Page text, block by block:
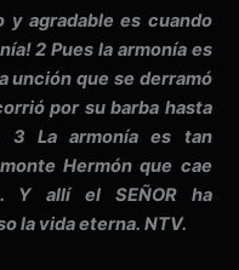
y agradable es cuando
2 Pues la armonía es
unción que se derramó
por su barba hasta
3 La armonía es tan
Hermón que cae
Y allí el SEÑOR ha
la vida eterna. NTV.